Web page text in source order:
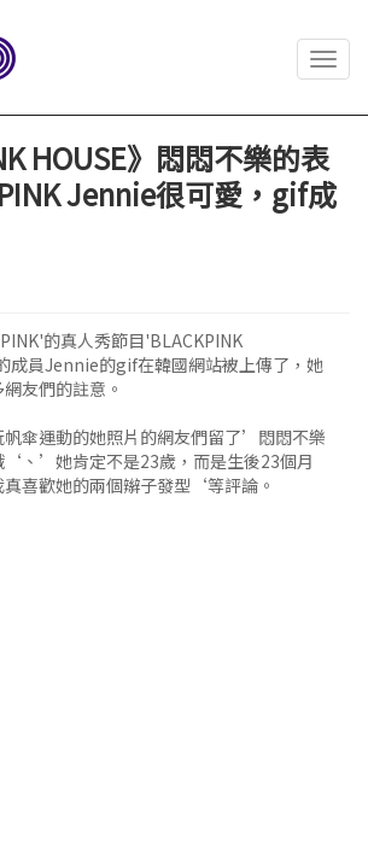
HOUSE》悶悶不樂的表
Jennie很可愛，gif成
的真人秀節目'BLACKPINK
成員Jennie的gif在韓國網站被上傳了，她
友們的註意。
傘運動的她照片的網友們留了’悶悶不樂
‘、’她肯定不是23歲，而是生後23個月
喜歡她的兩個辮子發型‘等評論。